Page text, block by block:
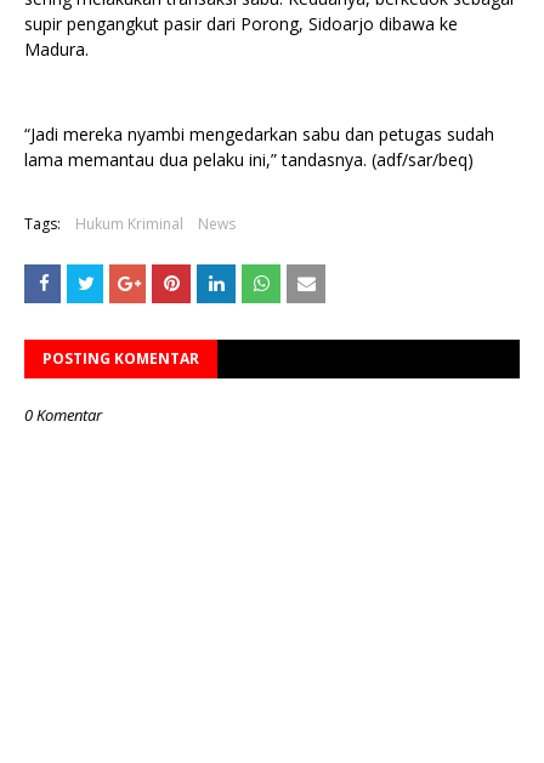
supir pengangkut pasir dari Porong, Sidoarjo dibawa ke
Madura.
“Jadi mereka nyambi mengedarkan sabu dan petugas sudah
lama memantau dua pelaku ini,” tandasnya. (adf/sar/beq)
Tags: Hukum Kriminal News
POSTING KOMENTAR
0 Komentar